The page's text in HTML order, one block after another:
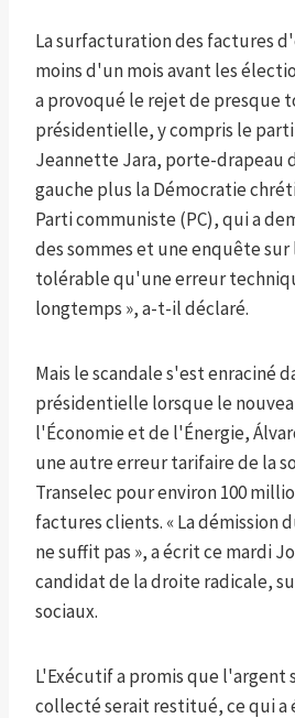
La surfacturation des factures
moins d'un mois avant les
a provoqué le rejet de presque
présidentielle, y compris le
Jeannette Jara, porte-drapeau
gauche plus la Démocratie
Parti communiste (PC), qui a
des sommes et une enquête sur
tolérable qu'une erreur
longtemps », a-t-il déclaré.
Mais le scandale s'est enraciné
présidentielle lorsque le
l'Économie et de l'Énergie,
une autre erreur tarifaire de la
Transelec pour environ 100
factures clients. « La démission
ne suffit pas », a écrit ce mardi
candidat de la droite radicale,
sociaux.
L'Exécutif a promis que
collecté serait restitué, ce qui a